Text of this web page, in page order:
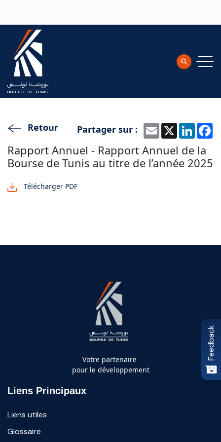
Retour Partager sur : EmailX
Rapport Annuel - Rapport Annuel de la
Bourse de Tunis au titre de l’année 2025
Télécharger PDF
Feedback
Votre partenaire
pour le développement
Liens Principaux
Liens utiles
Glossaire